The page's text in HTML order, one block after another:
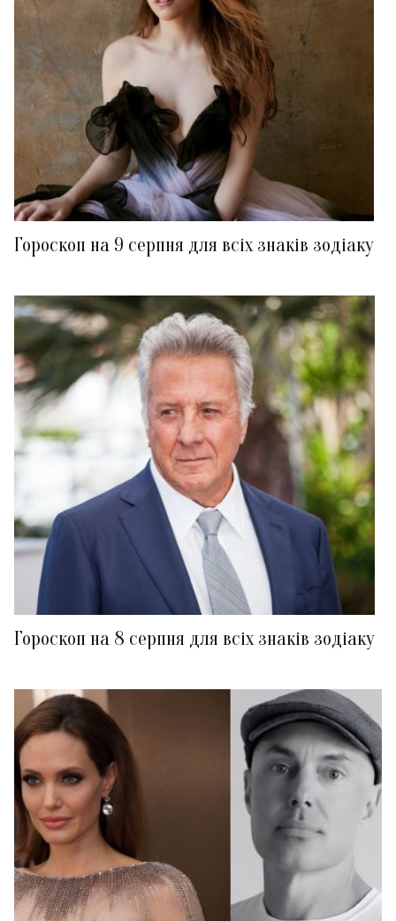
Гороскоп на 9 серпня для всіх знаків зодіаку
Гороскоп на 8 серпня для всіх знаків зодіаку